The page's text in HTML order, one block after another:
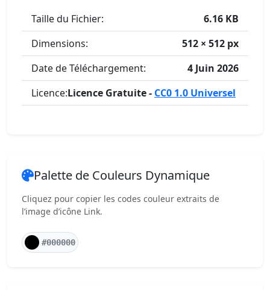
Taille du Fichier:
6.16 KB
Dimensions:
512 × 512 px
Date de Téléchargement:
4 Juin 2026
Licence:Licence Gratuite - CC0 1.0 Universel
Palette de Couleurs Dynamique
Cliquez pour copier les codes couleur extraits de
l’image d’icône Link.
#000000